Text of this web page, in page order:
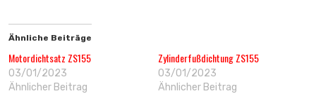
Ähnliche Beiträge
Motordichtsatz ZS155
03/01/2023
Ähnlicher Beitrag
Zylinderfußdichtung ZS155
03/01/2023
Ähnlicher Beitrag